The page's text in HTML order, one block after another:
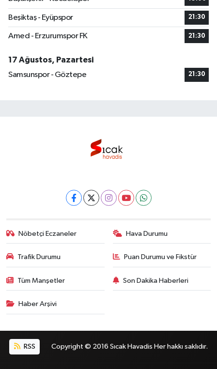
Beşiktaş - Eyüpspor 21:30
Amed - Erzurumspor FK 21:30
17 Ağustos, Pazartesi
Samsunspor - Göztepe
21:30
Nöbetçi Eczaneler Hava Durumu
Trafik Durumu Puan Durumu ve Fikstür
Tüm Manşetler Son Dakika Haberleri
Haber Arşivi
RSS Copyright © 2016 Sıcak Havadis Her hakkı saklıdır.